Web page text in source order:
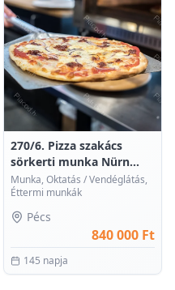
270/6. Pizza szakács
sörkerti munka Nürn...
Munka, Oktatás /Vendéglátás,
Éttermi munkák
Pécs
840 000 Ft
145 napja